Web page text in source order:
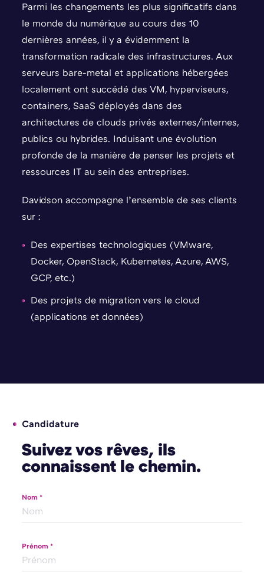
Parmi les changements les plus significatifs dans
le monde du numérique au cours des 10
dernières années, il y a évidemment la
transformation radicale des infrastructures. Aux
serveurs bare-metal et applications hébergées
localement ont succédé des VM, hyperviseurs,
containers, SaaS déployés dans des
architectures de clouds privés externes/internes,
publics ou hybrides. Induisant une évolution
profonde de la manière de penser les projets et
ressources IT au sein des entreprises.
Davidson accompagne l’ensemble de ses clients
sur :
Des expertises technologiques (VMware,
Docker, OpenStack, Kubernetes, Azure, AWS,
GCP, etc.)
Des projets de migration vers le cloud
(applications et données)
Candidature
Suivez vos rêves, ils
connaissent le chemin.
Nom *
Prénom *